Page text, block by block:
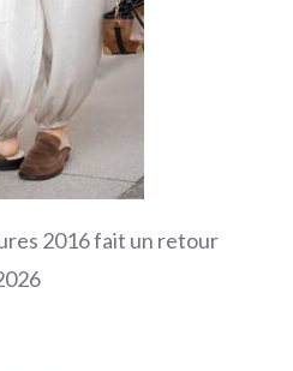
2016 fait un retour